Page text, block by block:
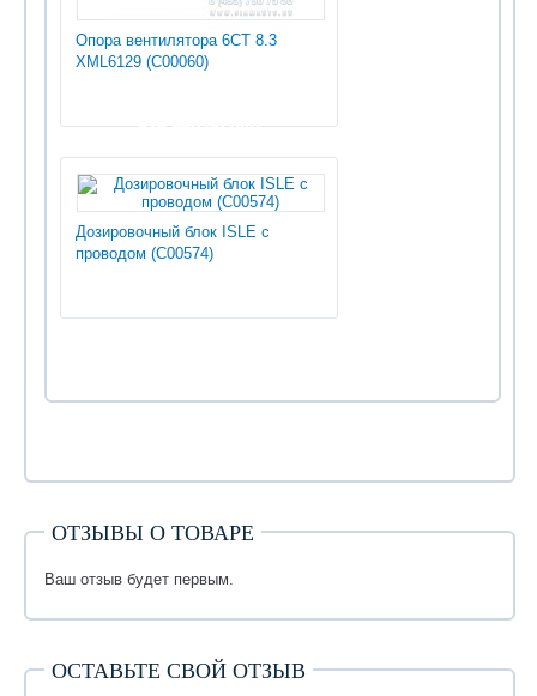
Опора вентилятора 6СТ 8.3
XML6129 (С00060)
535 950.00 руб
Дозировочный блок ISLE с
проводом (С00574)
ОТЗЫВЫ О ТОВАРЕ
Ваш отзыв будет первым.
ОСТАВЬТЕ СВОЙ ОТЗЫВ